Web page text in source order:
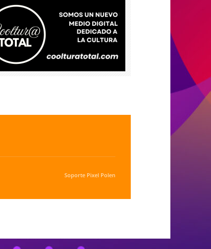
Soporte Pixel Polen